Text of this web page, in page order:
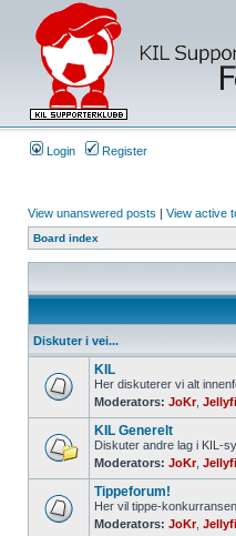
Login Register
View unanswered posts | View active
Board index
Diskuter i vei...
KIL
Her diskuterer vi alt
Moderators: JoKr,
KIL Generelt
Diskuter andre lag i KIL-
Moderators: JoKr,
Tippeforum!
Her vil tippe-
Moderators: JoKr,